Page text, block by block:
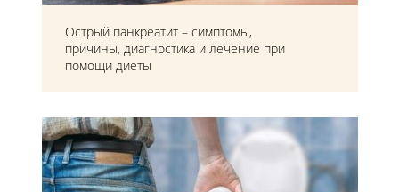
Острый панкреатит – симптомы,
причины, диагностика и лечение при
помощи диеты